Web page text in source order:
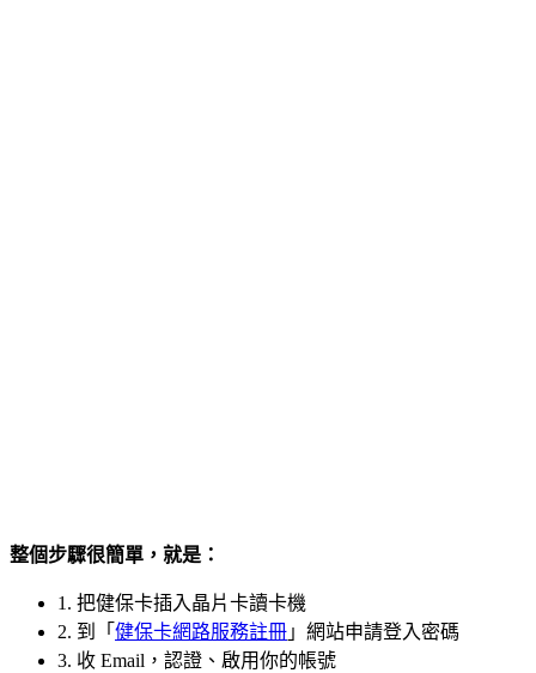
整個步驟很簡單，就是：
1. 把健保卡插入晶片卡讀卡機
2. 到「 健保卡網路服務註冊 」網站申請登入密碼
3. 收 Email，認證、啟用你的帳號